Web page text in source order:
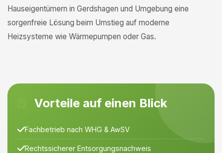
Hauseigentümern in Gerdshagen und Umgebung eine
sorgenfreie Lösung beim Umstieg auf moderne
Heizsysteme wie Wärmepumpen oder Gas.
Vorteile auf einen Blick
Fachbetrieb nach WHG & AwSV
Rechtssicherer Entsorgungsnachweis